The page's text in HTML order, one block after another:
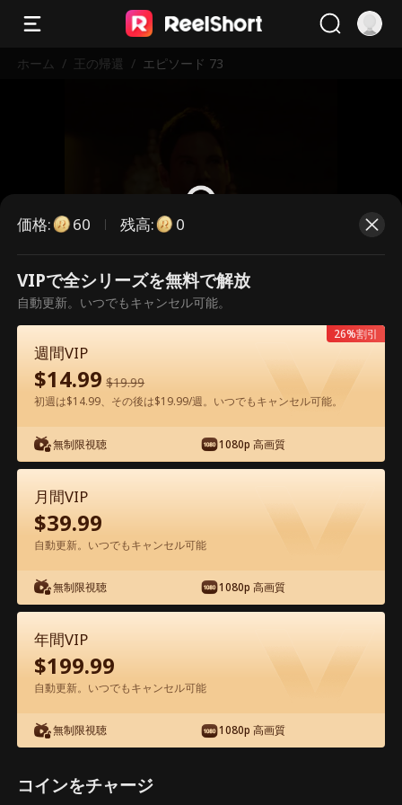
ホーム / 王の帰還 / エピソード 73
こちらは有料のエピソードです。視
聴いただくには解放が必要です。
アプリ内で無料視聴可能
エピソード73 - 王の帰還 映画フル
0-49 50-74 全エピソード
価格: 60 残高: 0
VIPで全シリーズを無料で解放
自動更新。いつでもキャンセル可能。
週間VIP
$14.99 $19.99
初週は$14.99、その後は$19.99/週。いつでもキャンセル可能。
無制限視聴 1080p 高画質
26%割引
月間VIP
$39.99
自動更新。いつでもキャンセル可能
無制限視聴 1080p 高画質
年間VIP
$199.99
自動更新。いつでもキャンセル可能
無制限視聴 1080p 高画質
コインをチャージ